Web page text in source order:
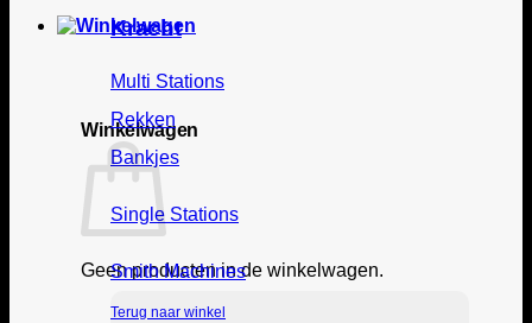
Winkelwagen
Geen producten in de winkelwagen.
Terug naar winkel
Kracht
Multi Stations
Rekken
Bankjes
Single Stations
Smith Machines